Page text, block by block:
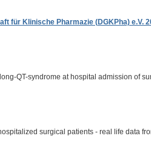
für Klinische Pharmazie (DGKPha) e.V.
QT-syndrome at hospital admission of
surgical patients - real life data